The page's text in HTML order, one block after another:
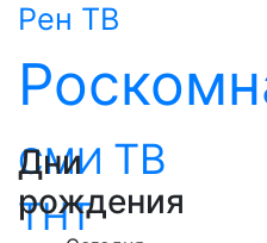
Рен ТВ
СМИ ТВ
ТНТ
Дни
рождения